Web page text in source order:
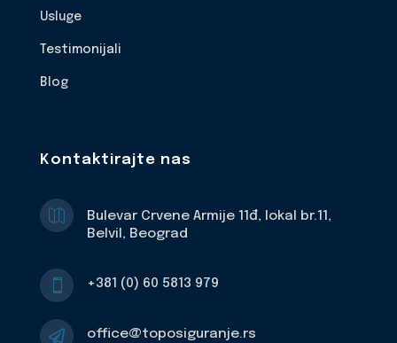
Usluge
Testimonijali
Blog
Kontaktirajte nas

Bulevar Crvene Armije 11đ, lokal br.11,
Belvil, Beograd
 +381 (0) 60 5813 979
 office@toposiguranje.rs